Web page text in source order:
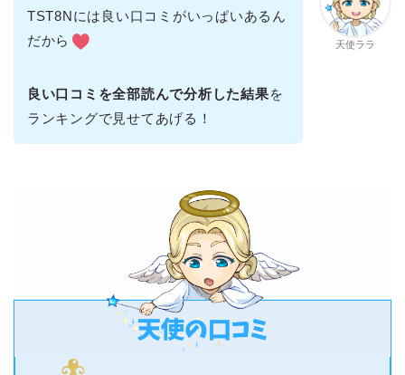
天使ララ
TST8Nには良い口コミがいっぱいあるん
だから
良い口コミを全部読んで分析した結果を
ランキングで見せてあげる！